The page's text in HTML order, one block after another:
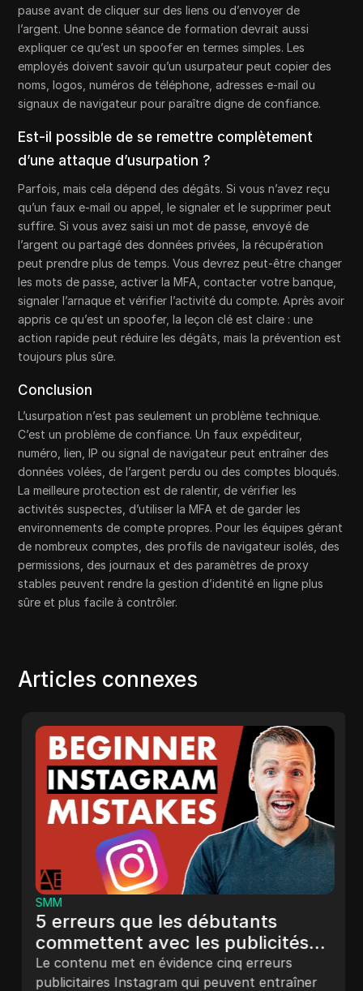
pause avant de cliquer sur des liens ou d’envoyer de
l’argent. Une bonne séance de formation devrait aussi
expliquer ce qu’est un spoofer en termes simples. Les
employés doivent savoir qu’un usurpateur peut copier des
noms, logos, numéros de téléphone, adresses e-mail ou
signaux de navigateur pour paraître digne de confiance.
Est-il possible de se remettre complètement
d’une attaque d’usurpation ?
Parfois, mais cela dépend des dégâts. Si vous n’avez reçu
qu’un faux e-mail ou appel, le signaler et le supprimer peut
suffire. Si vous avez saisi un mot de passe, envoyé de
l’argent ou partagé des données privées, la récupération
peut prendre plus de temps. Vous devrez peut-être changer
les mots de passe, activer la MFA, contacter votre banque,
signaler l’arnaque et vérifier l’activité du compte. Après avoir
appris ce qu’est un spoofer, la leçon clé est claire : une
action rapide peut réduire les dégâts, mais la prévention est
toujours plus sûre.
Conclusion
L’usurpation n’est pas seulement un problème technique.
C’est un problème de confiance. Un faux expéditeur,
numéro, lien, IP ou signal de navigateur peut entraîner des
données volées, de l’argent perdu ou des comptes bloqués.
La meilleure protection est de ralentir, de vérifier les
activités suspectes, d’utiliser la MFA et de garder les
environnements de compte propres. Pour les équipes gérant
de nombreux comptes, des profils de navigateur isolés, des
permissions, des journaux et des paramètres de proxy
stables peuvent rendre la gestion d’identité en ligne plus
sûre et plus facile à contrôler.
Articles connexes
SMM
5 erreurs que les débutants
commettent avec les publicités
Instagram
Le contenu met en évidence cinq erreurs
publicitaires Instagram qui peuvent entraîner